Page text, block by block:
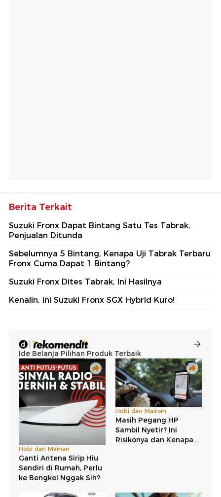
Berita Terkait
Suzuki Fronx Dapat Bintang Satu Tes Tabrak,
Penjualan Ditunda
Sebelumnya 5 Bintang, Kenapa Uji Tabrak Terbaru
Fronx Cuma Dapat 1 Bintang?
Suzuki Fronx Dites Tabrak, Ini Hasilnya
Kenalin, Ini Suzuki Fronx SGX Hybrid Kuro!